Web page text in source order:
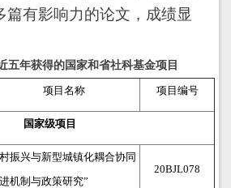
篇有影响力的论文，成绩显
五年获得的国家和省社科基金项目
项目名称 项目编号
国家级项目
振兴与新型城镇化耦合协同
机制与政策研究”
20BJL078